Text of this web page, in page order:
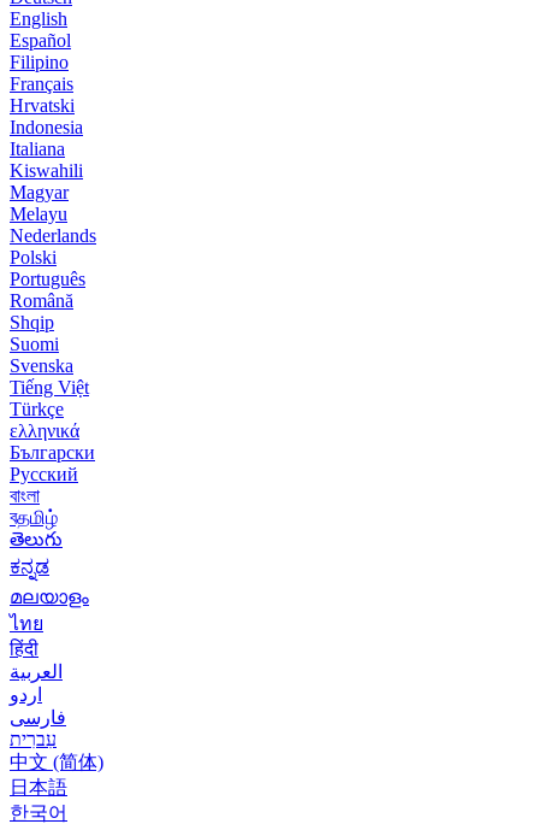
English
Español
Filipino
Français
Hrvatski
Indonesia
Italiana
Kiswahili
Magyar
Melayu
Nederlands
Polski
Português
Română
Shqip
Suomi
Svenska
Tiếng Việt
Türkçe
ελληνικά
Български
Русский
বাংলা
বதமிழ்
తెలుగు
ಕನ್ನಡ
മലയാളം
ไทย
हिंदी
العربية
اردو
فارسی
עִברִית
中文 (简体)
日本語
한국어